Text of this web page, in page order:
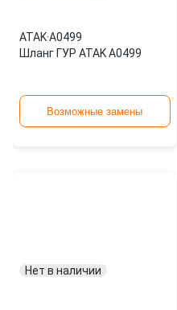
ATAK·A0499
Шланг ГУР ATAK A0499
Возможные замены
Нет в наличии